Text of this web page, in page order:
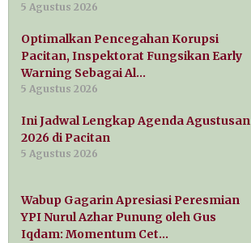
5 Agustus 2026
Optimalkan Pencegahan Korupsi
Pacitan, Inspektorat Fungsikan Early
Warning Sebagai Al…
5 Agustus 2026
Ini Jadwal Lengkap Agenda Agustusan
2026 di Pacitan
5 Agustus 2026
Wabup Gagarin Apresiasi Peresmian
YPI Nurul Azhar Punung oleh Gus
Iqdam: Momentum Cet…